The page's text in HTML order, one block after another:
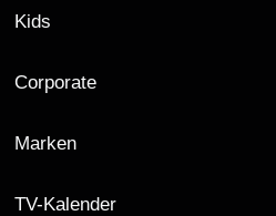
Kids
Corporate
Marken
TV-Kalender